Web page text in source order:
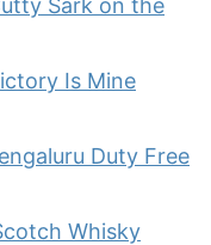
Is Mine
Duty Free
Whisky